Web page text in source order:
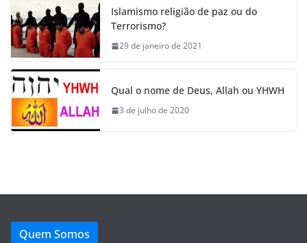
Islamismo religião de paz ou do
Terrorismo?
29 de janeiro de 2021
Qual o nome de Deus, Allah ou YHWH
3 de julho de 2020
Quem Somos